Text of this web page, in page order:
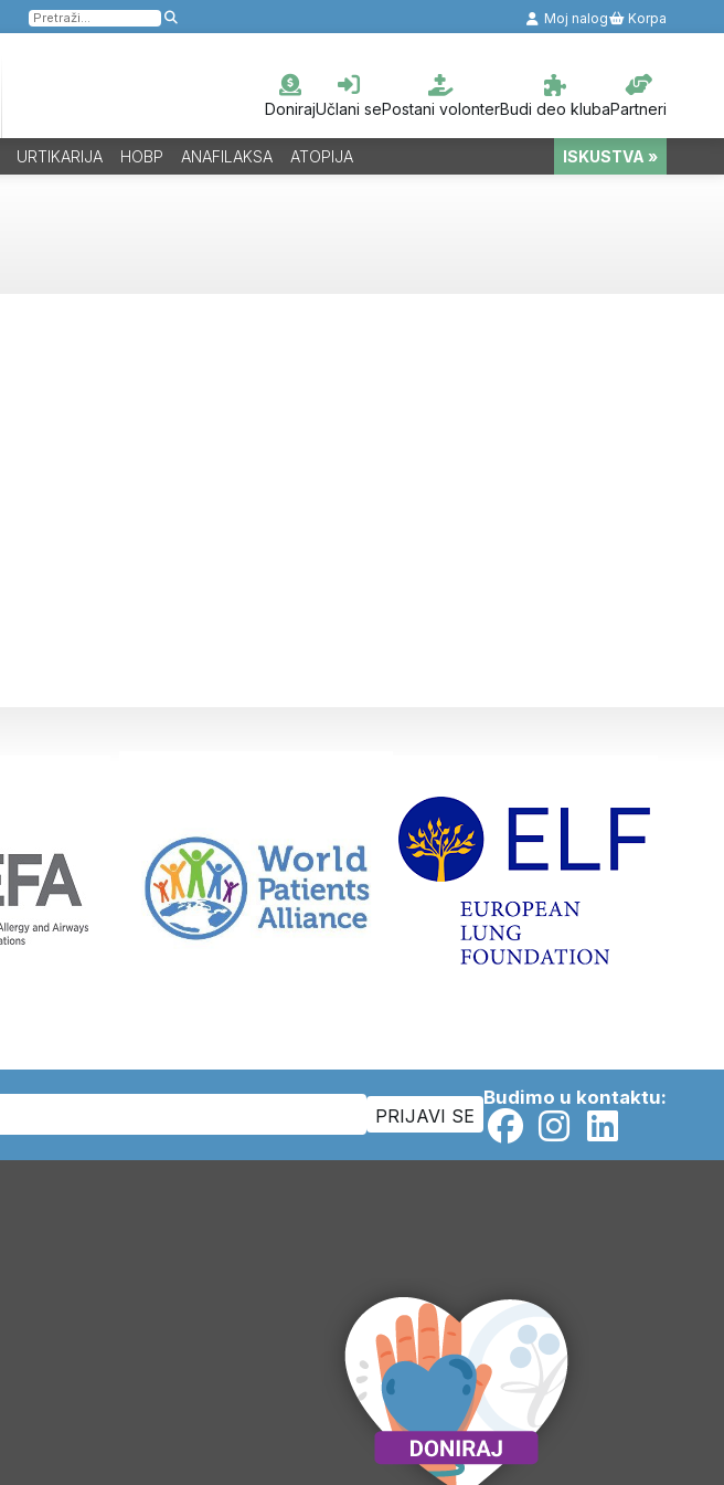
Pretraga
za:
Moj nalog Korpa
DonirajUčlani sePostani volonterBudi deo klubaPartneri
URTIKARIJA HOBP ANAFILAKSA ATOPIJA ISKUSTVA »
Budimo u kontaktu: